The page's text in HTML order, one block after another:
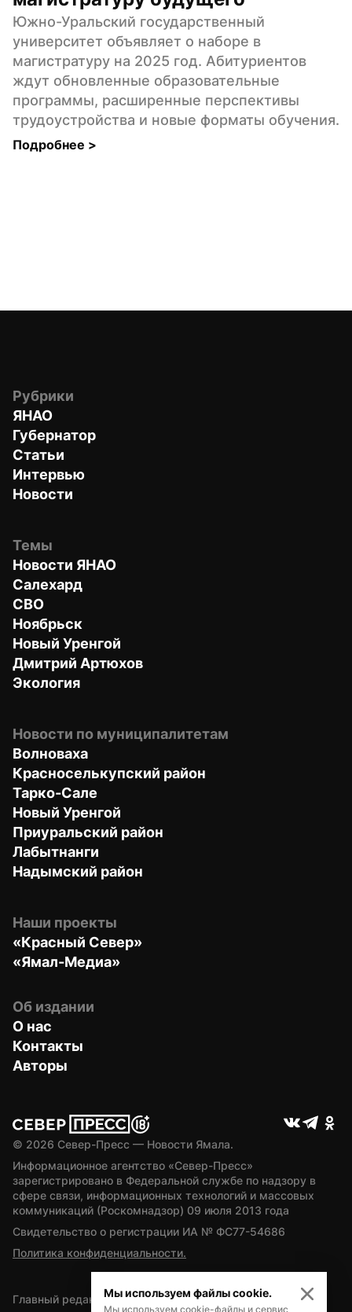
Южно-Уральский государственный
университет объявляет о наборе в
магистратуру на 2025 год. Абитуриентов
ждут обновленные образовательные
программы, расширенные перспективы
трудоустройства и новые форматы обучения.
Подробнее >
Рубрики
ЯНАО
Губернатор
Статьи
Интервью
Новости
Темы
Новости ЯНАО
Салехард
СВО
Ноябрьск
Новый Уренгой
Дмитрий Артюхов
Экология
Новости по муниципалитетам
Волноваха
Красноселькупский район
Тарко-Сале
Новый Уренгой
Приуральский район
Лабытнанги
Надымский район
Наши проекты
«Красный Север»
«Ямал-Медиа»
Об издании
О нас
Контакты
Авторы
© 2026 Север-Пресс — Новости Ямала.
Информационное агентство «Север-Пресс»
зарегистрировано в Федеральной службе по надзору в
сфере связи, информационных технологий и массовых
коммуникаций (Роскомнадзор) 09 июля 2013 года
Свидетельство о регистрации ИА № ФС77-54686
Политика конфиденциальности.
Главный редактор — А.Л. Поздеев
Мы используем файлы cookie.
Мы используем cookie-файлы и сервис